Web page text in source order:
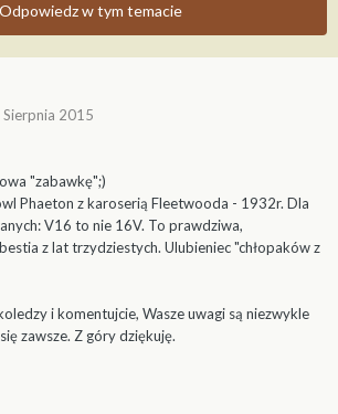
Odpowiedz w tym temacie
Sierpnia 2015
"zabawkę";)
Phaeton z karoserią Fleetwooda - 1932r. Dla
V16 to nie 16V. To prawdziwa,
z lat trzydziestych. Ulubieniec "chłopaków z
i komentujcie, Wasze uwagi są niezwykle
zawsze. Z góry dziękuję.